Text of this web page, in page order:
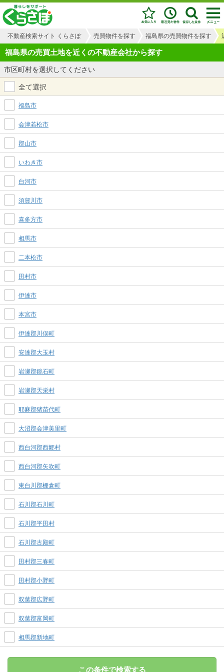
不動産検索サイト くらさぽ 売買物件を探す 福島県の売買物件を探す
福島県の売買土地を近くの不動産会社から探す
市区町村を選択してください
全て選択
福島市
会津若松市
郡山市
いわき市
白河市
須賀川市
喜多方市
相馬市
二本松市
田村市
伊達市
本宮市
伊達郡川俣町
安達郡大玉村
岩瀬郡鏡石町
岩瀬郡天栄村
耶麻郡猪苗代町
大沼郡会津美里町
西白河郡西郷村
西白河郡矢吹町
東白川郡棚倉町
石川郡石川町
石川郡平田村
石川郡古殿町
田村郡三春町
田村郡小野町
双葉郡広野町
双葉郡富岡町
相馬郡新地町
この条件で検索する